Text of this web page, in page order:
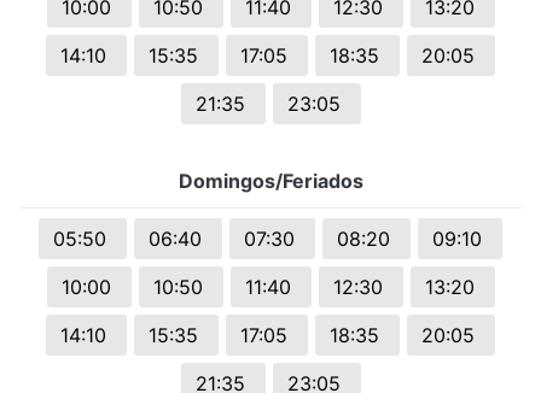
10:00
10:50 11:40 12:30
13:20
14:10
15:35 17:05 18:35
20:05
21:35
23:05
Domingos/Feriados
05:50 06:40 07:30 08:20
09:10
10:00
10:50 11:40 12:30
13:20
14:10
15:35 17:05 18:35
20:05
21:35
23:05